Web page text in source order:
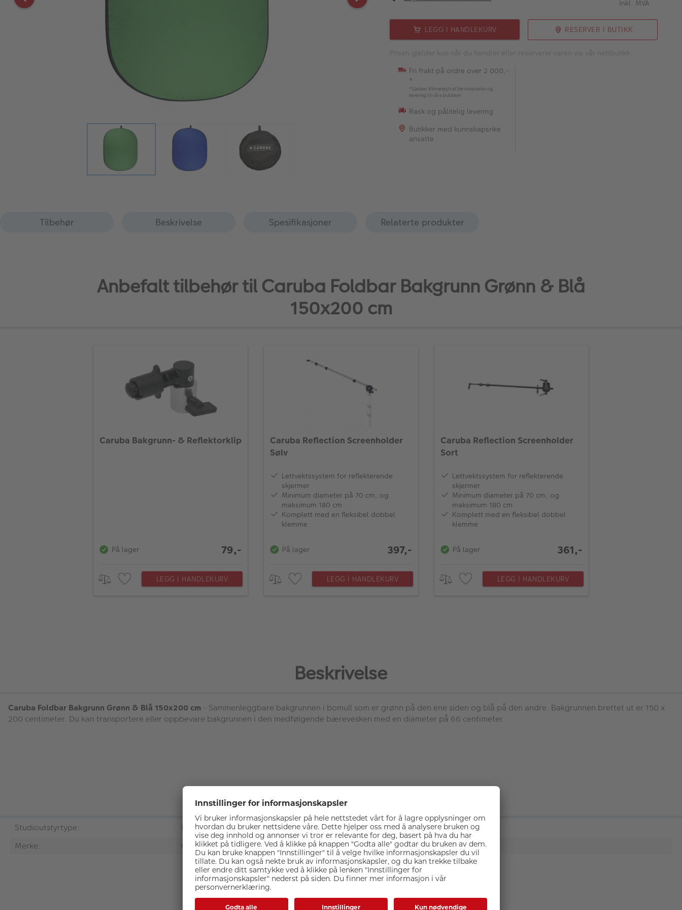
Inkl. MVA
LEGG I HANDLEKURV RESERVER I BUTIKK
Prisen gjelder kun når du handler eller reserverer varen via vår nettbutikk.
Fri frakt på ordre over 2 000,-
*
*Gjelder Klimanøytral Servicepakke og
levering til våre butikker
Rask og pålitelig levering
Butikker med kunnskapsrike
ansatte
Tilbehør Beskrivelse Spesifikasjoner Relaterte produkter
Anbefalt tilbehør til Caruba Foldbar Bakgrunn Grønn & Blå
150x200 cm
Caruba Bakgrunn- & Reflektorklip
På lager 79,-
LEGG I HANDLEKURV
Caruba Reflection Screenholder
Sølv
Lettvektssystem for reflekterende
skjermer
Minimum diameter på 70 cm, og
maksimum 180 cm
Komplett med en fleksibel dobbel
klemme
På lager 397,-
LEGG I HANDLEKURV
Caruba Reflection Screenholder
Sort
Lettvektssystem for reflekterende
skjermer
Minimum diameter på 70 cm, og
maksimum 180 cm
Komplett med en fleksibel dobbel
klemme
På lager 361,-
LEGG I HANDLEKURV
Beskrivelse
Caruba Foldbar Bakgrunn Grønn & Blå 150x200 cm - Sammenleggbare bakgrunnen i bomull som er grønn på den ene siden og blå på den andre. Bakgrunnen brettet ut er 150 x
200 centimeter. Du kan transportere eller oppbevare bakgrunnen i den medfølgende bærevesken med en diameter på 66 centimeter.
Spesifikasjoner
Studioutstyrtype:
Bakgrunn
Merke:
Caruba